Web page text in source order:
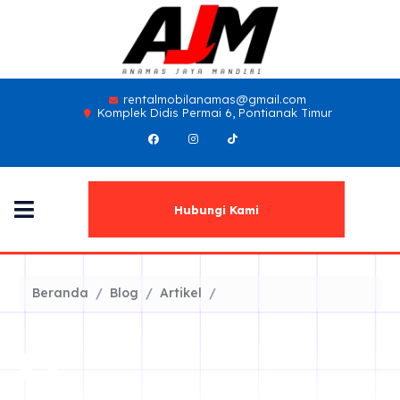
rentalmobilanamas@gmail.com
Komplek Didis Permai 6, Pontianak Timur
Hubungi Kami
Beranda Blog Artikel